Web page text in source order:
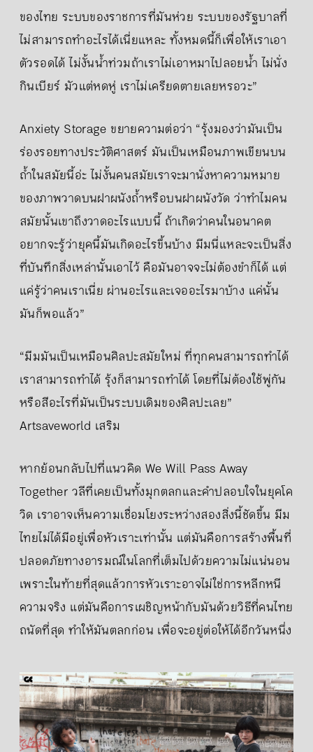
ของไทย ระบบของราชการที่มันห่วย ระบบของรัฐบาลที่
ไม่สามารถทำอะไรได้เนี่ยแหละ ทั้งหมดนี้ก็เพื่อให้เราเอา
ตัวรอดได้ ไม่งั้นน้ําท่วมถ้าเราไม่เอาหมาไปลอยน้ำ ไม่นั่ง
กินเบียร์ มัวแต่หดหู่ เราไม่เครียดตายเลยหรอวะ”
Anxiety Storage ขยายความต่อว่า “รุ้งมองว่ามันเป็น
ร่องรอยทางประวัติศาสตร์ มันเป็นเหมือนภาพเขียนบน
ถ้ำในสมัยนี้อ่ะ ไม่งั้นคนสมัยเราจะมานั่งหาความหมาย
ของภาพวาดบนฝาผนังถ้ําหรือบนฝาผนังวัด ว่าทำไมคน
สมัยนั้นเขาถึงวาดอะไรแบบนี้ ถ้าเกิดว่าคนในอนาคต
อยากจะรู้ว่ายุคนี้มันเกิดอะไรขึ้นบ้าง มีมนี่แหละจะเป็นสิ่ง
ที่บันทึกสิ่งเหล่านั้นเอาไว้ คือมันอาจจะไม่ต้องขําก็ได้ แต่
แค่รู้ว่าคนเราเนี่ย ผ่านอะไรและเจออะไรมาบ้าง แค่นั้น
มันก็พอแล้ว”
“มีมมันเป็นเหมือนศิลปะสมัยใหม่ ที่ทุกคนสามารถทำได้
เราสามารถทำได้ รุ้งก็สามารถทำได้ โดยที่ไม่ต้องใช้พู่กัน
หรือสีอะไรที่มันเป็นระบบเดิมของศิลปะเลย”
Artsaveworld เสริม
หากย้อนกลับไปที่แนวคิด We Will Pass Away
Together วลีที่เคยเป็นทั้งมุกตลกและคำปลอบใจในยุคโค
วิด เราอาจเห็นความเชื่อมโยงระหว่างสองสิ่งนี้ชัดขึ้น มีม
ไทยไม่ได้มีอยู่เพื่อหัวเราะเท่านั้น แต่มันคือการสร้างพื้นที่
ปลอดภัยทางอารมณ์ในโลกที่เต็มไปด้วยความไม่แน่นอน
เพราะในท้ายที่สุดแล้วการหัวเราะอาจไม่ใช่การหลีกหนี
ความจริง แต่มันคือการเผชิญหน้ากับมันด้วยวิธีที่คนไทย
ถนัดที่สุด ทำให้มันตลกก่อน เพื่อจะอยู่ต่อให้ได้อีกวันหนึ่ง